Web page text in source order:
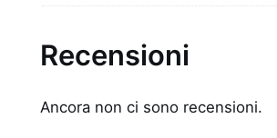
Recensioni
Ancora non ci sono recensioni.